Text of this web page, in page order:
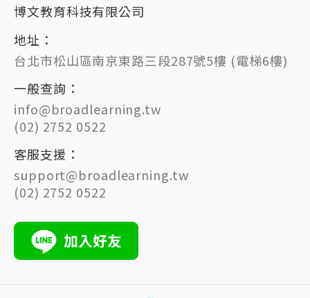
博文教育科技有限公司
地址：
台北市松山區南京東路三段287號5樓 (電梯6樓)
一般查詢：
info@broadlearning.tw
(02) 2752 0522
客服支援：
support@broadlearning.tw
(02) 2752 0522